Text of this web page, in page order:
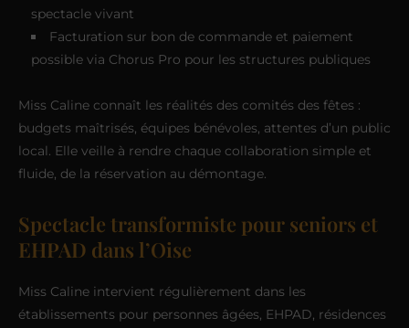
spectacle vivant
Facturation sur bon de commande et paiement
possible via Chorus Pro pour les structures publiques
Miss Caline connaît les réalités des comités des fêtes :
budgets maîtrisés, équipes bénévoles, attentes d’un public
local. Elle veille à rendre chaque collaboration simple et
fluide, de la réservation au démontage.
Spectacle transformiste pour seniors et
EHPAD dans l’Oise
Miss Caline intervient régulièrement dans les
établissements pour personnes âgées, EHPAD, résidences